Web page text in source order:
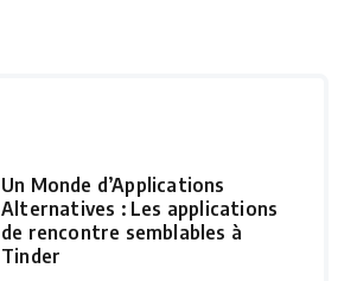
Un Monde d’Applications
Alternatives : Les applications
de rencontre semblables à
Tinder